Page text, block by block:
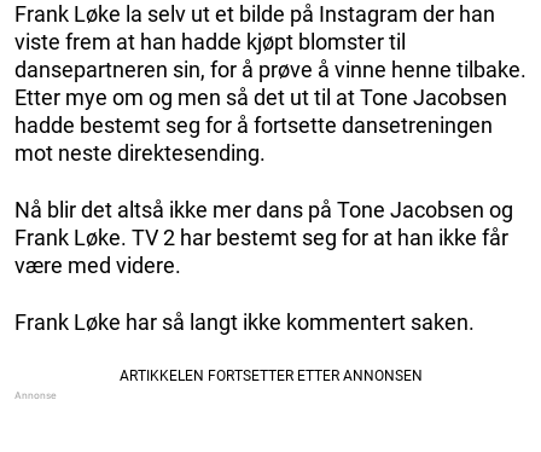
Frank Løke la selv ut et bilde på Instagram der han
viste frem at han hadde kjøpt blomster til
dansepartneren sin, for å prøve å vinne henne tilbake.
Etter mye om og men så det ut til at Tone Jacobsen
hadde bestemt seg for å fortsette dansetreningen
mot neste direktesending.
Nå blir det altså ikke mer dans på Tone Jacobsen og
Frank Løke. TV 2 har bestemt seg for at han ikke får
være med videre.
Frank Løke har så langt ikke kommentert saken.